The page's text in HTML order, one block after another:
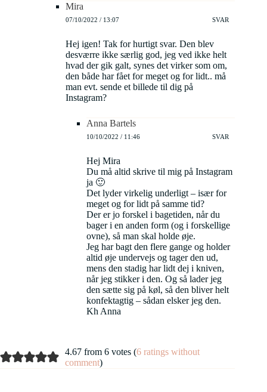
Mira
07/10/2022 / 13:07 SVAR
Hej igen! Tak for hurtigt svar. Den blev
desværre ikke særlig god, jeg ved ikke helt
hvad der gik galt, synes det virker som om,
den både har fået for meget og for lidt.. må
man evt. sende et billede til dig på
Instagram?
Anna Bartels
10/10/2022 / 11:46 SVAR
Hej Mira
Du må altid skrive til mig på Instagram
ja 🙂
Det lyder virkelig underligt – især for
meget og for lidt på samme tid?
Der er jo forskel i bagetiden, når du
bager i en anden form (og i forskellige
ovne), så man skal holde øje.
Jeg har bagt den flere gange og holder
altid øje undervejs og tager den ud,
mens den stadig har lidt dej i kniven,
når jeg stikker i den. Og så lader jeg
den sætte sig på køl, så den bliver helt
konfektagtig – sådan elsker jeg den.
Kh Anna
4.67 from 6 votes (6 ratings without
comment)